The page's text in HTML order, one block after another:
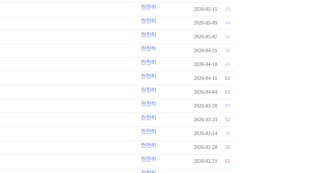
천천히 2026-05-15 43
천천히 2026-05-09 44
천천히 2026-05-02 40
천천히 2026-04-25 39
천천히 2026-04-18 45
천천히 2026-04-11 62
천천히 2026-04-04 51
천천히 2026-03-28 49
천천히 2026-03-23 52
천천히 2026-03-14 39
천천히 2026-02-28 50
천천히 2026-02-21 65